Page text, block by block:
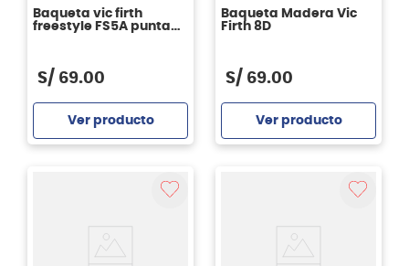
Baqueta vic firth
freestyle FS5A punta
S/ 69.00
Ver producto
Baqueta Madera Vic
Firth 8D
S/ 69.00
Ver producto